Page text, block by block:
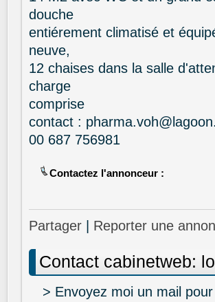
douche
entiérement climatisé et
neuve,
12 chaises dans la salle
charge
comprise
contact :
00 687 756981
Contactez l'annonceur :
Partager Reporter une
Contact cabinetweb:
> Envoyez moi un mail